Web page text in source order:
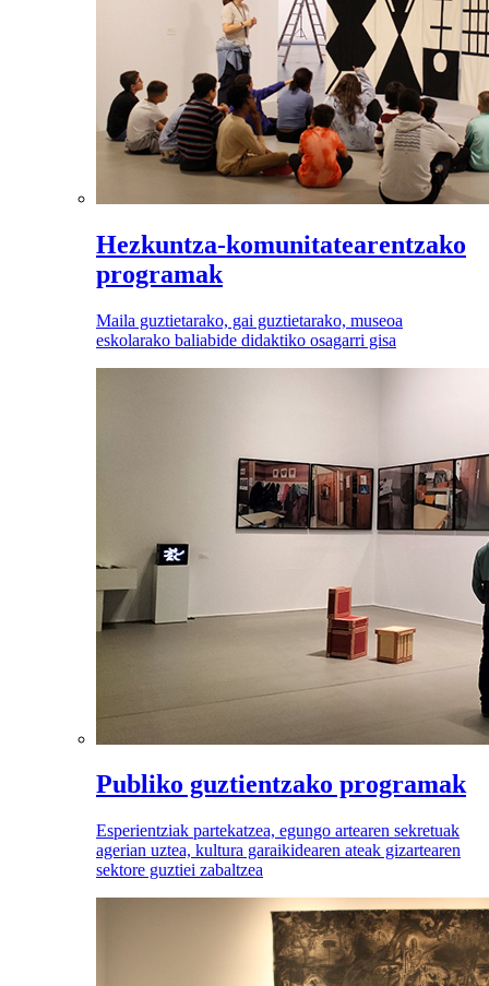
Hezkuntza-komunitatearentzako
programak
Maila guztietarako, gai guztietarako, museoa
eskolarako baliabide didaktiko osagarri gisa
Publiko guztientzako programak
Esperientziak partekatzea, egungo artearen sekretuak
agerian uztea, kultura garaikidearen ateak gizartearen
sektore guztiei zabaltzea